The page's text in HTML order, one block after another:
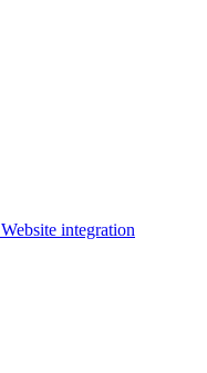
Website integration